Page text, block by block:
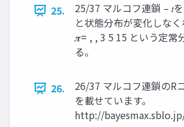
25.
25/37 マルコフ連鎖 – 𝑡
と状態分布が変化しな
𝝅= , , 3 5 15 という定常
る。
26.
26/37 マルコフ連鎖のR
を載せています。
http://